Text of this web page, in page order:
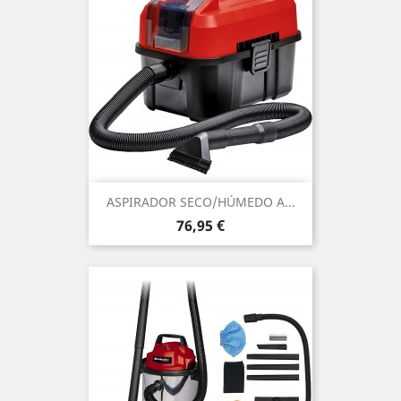
ASPIRADOR SECO/HÚMEDO A...
Precio
76,95 €